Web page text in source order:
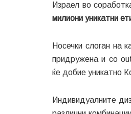
Израел во
милиони уникатни
Носечки слоган на
придружена и со
ќе добие уникатно
Индивидуалните